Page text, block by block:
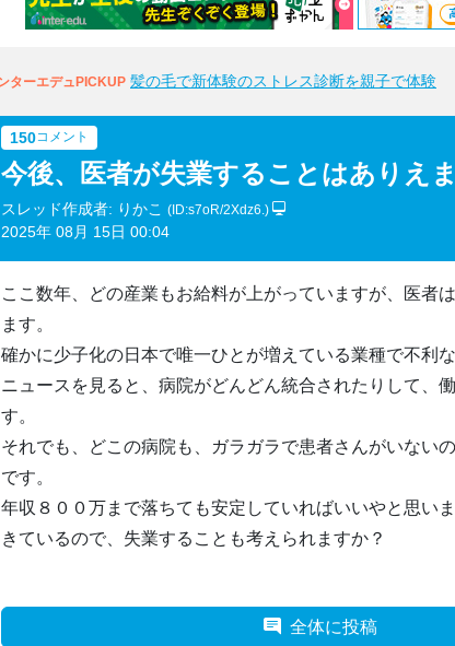
ターエデュPICKUP 髪の毛で新体験のストレス診断を親子で体験
150コメント
今後、医者が失業することはありえ
スレッド作成者: りかこ (ID:s7oR/2Xdz6.)
2025年 08月 15日 00:04
ここ数年、どの産業もお給料が上がっていますが、医者
ます。
確かに少子化の日本で唯一ひとが増えている業種で不利
ニュースを見ると、病院がどんどん統合されたりして、
す。
それでも、どこの病院も、ガラガラで患者さんがいない
です。
年収８００万まで落ちても安定していればいいやと思い
きているので、失業することも考えられますか？
全体に投稿